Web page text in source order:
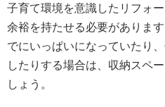
子育て環境を意識したリフォ
余裕を持たせる必要がありま
でにいっぱいになっていたり
したりする場合は、収納スペ
しょう。